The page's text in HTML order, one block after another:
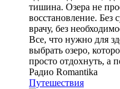
тишина. Озера не
восстановление. Без
врачу, без
Все, что нужно для
выбрать озеро,
просто отдохнуть, а
Радио Romantika
Путешествия